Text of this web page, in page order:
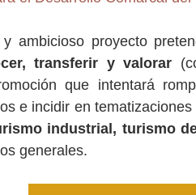
y ambicioso proyecto
transferir y valorar
que intentará
e incidir en
industrial, turismo
generales.